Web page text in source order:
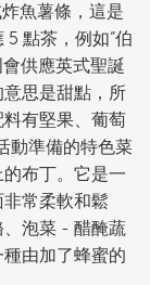
魚薯條，這是
點茶，例如“伯
供應英式聖誕
思是甜點，所
有堅果、葡萄
動準備的特色菜
布丁。它是一
常柔軟和鬆
、泡菜 - 醋醃蔬
由加了蜂蜜的